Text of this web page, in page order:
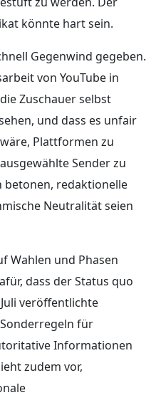
könnte hart sein.
Gegenwind gegeben.
von YouTube in
Zuschauer selbst
und dass es unfair
Plattformen zu
Sender zu
betonen, redaktionelle
Neutralität seien
Wahlen und Phasen
dass der Status quo
veröffentlichte
für
Informationen
zudem vor,